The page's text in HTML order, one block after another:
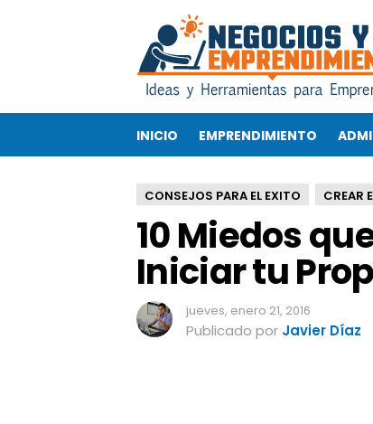
M
o
s
q
u
e
e
b
e
s
INICIO EMPRENDIMIENTO
CONSEJOS PARA EL EXITO CREAR
10 Miedos
Iniciar tu
jueves, enero 21, 2016
Publicado por Javier Díaz